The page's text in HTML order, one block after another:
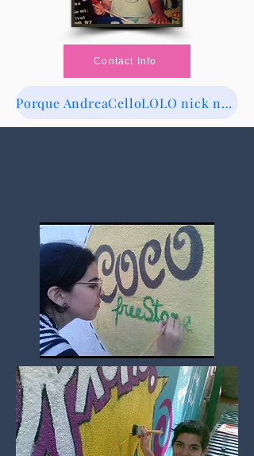
Contact Info
Porque AndreaCelloLOLO nick name?